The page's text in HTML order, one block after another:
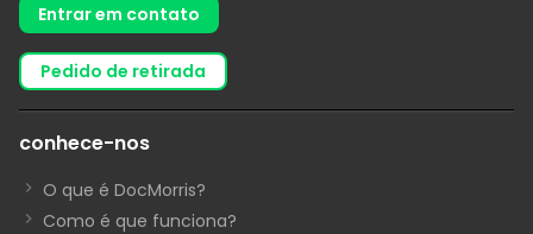
Entrar em contato
pedido de retirada
conhece-nos
O que é DocMorris?
Como é que funciona?